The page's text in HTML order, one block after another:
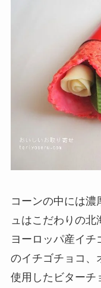
コーンの中には濃
ュはこだわりの北
ヨーロッパ産イチ
のイチゴチョコ、
使用したビターチ